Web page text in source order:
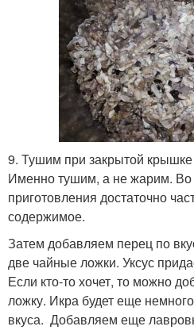
9. Тушим при закрытой
Именно тушим, а не жарим. Во
приготовления достаточно
содержимое.
Затем добавляем перец по
две чайные ложки. Уксус
Если кто-то хочет, то можно
ложку. Икра будет еще
вкуса. Добавляем еще